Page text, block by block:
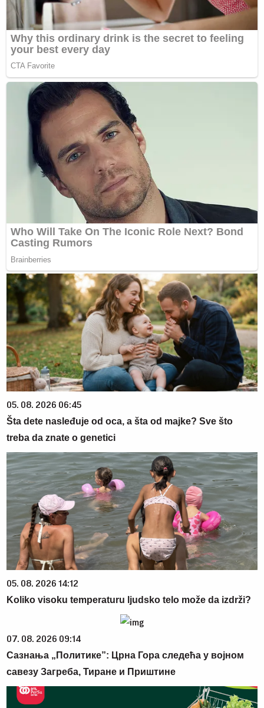
05. 08. 2026 06:45
Šta dete nasleđuje od oca, a šta od majke? Sve što
treba da znate o genetici
05. 08. 2026 14:12
Koliko visoku temperaturu ljudsko telo može da izdrži?
07. 08. 2026 09:14
Сазнања „Политике”: Црна Гора следећа у војном
савезу Загреба, Тиране и Приштине